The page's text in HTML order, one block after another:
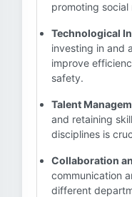
promoting social
Technological
investing in and
improve
safety.
Talent
and retaining
disciplines is
Collaboration
communication
different